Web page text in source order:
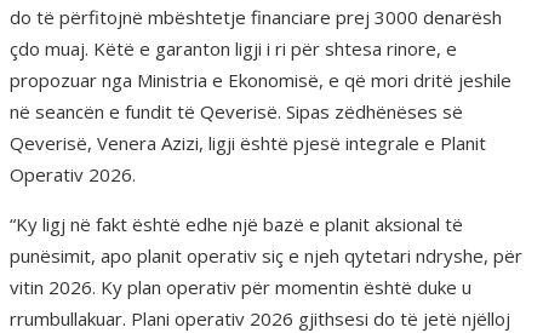
do të përfitojnë mbështetje financiare prej 3000 denarësh
çdo muaj. Këtë e garanton ligji i ri për shtesa rinore, e
propozuar nga Ministria e Ekonomisë, e që mori dritë jeshile
në seancën e fundit të Qeverisë. Sipas zëdhënëses së
Qeverisë, Venera Azizi, ligji është pjesë integrale e Planit
Operativ 2026.
“Ky ligj në fakt është edhe një bazë e planit aksional të
punësimit, apo planit operativ siç e njeh qytetari ndryshe, për
vitin 2026. Ky plan operativ për momentin është duke u
rrumbullakuar. Plani operativ 2026 gjithsesi do të jetë njëlloj